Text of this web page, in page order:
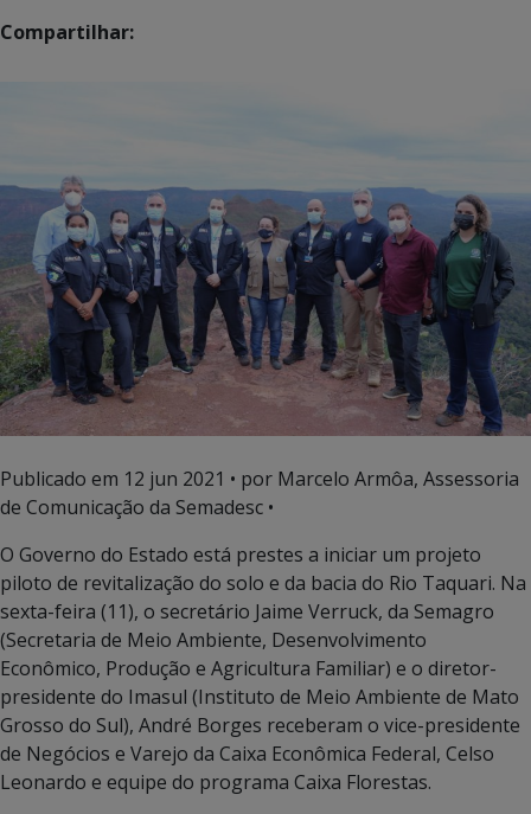
Compartilhar:
Publicado em 12 jun 2021 • por Marcelo Armôa, Assessoria
de Comunicação da Semadesc •
O Governo do Estado está prestes a iniciar um projeto
piloto de revitalização do solo e da bacia do Rio Taquari. Na
sexta-feira (11), o secretário Jaime Verruck, da Semagro
(Secretaria de Meio Ambiente, Desenvolvimento
Econômico, Produção e Agricultura Familiar) e o diretor-
presidente do Imasul (Instituto de Meio Ambiente de Mato
Grosso do Sul), André Borges receberam o vice-presidente
de Negócios e Varejo da Caixa Econômica Federal, Celso
Leonardo e equipe do programa Caixa Florestas.